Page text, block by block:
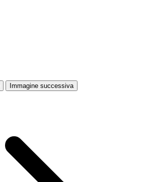
Immagine successiva